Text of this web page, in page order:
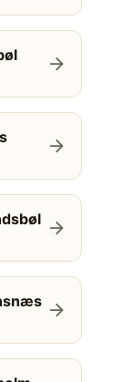
arrow_forward
arrow_forward
arrow_forward
arrow_forward